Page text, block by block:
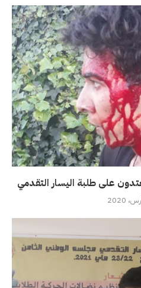
على طلبة اليسار التقدمي